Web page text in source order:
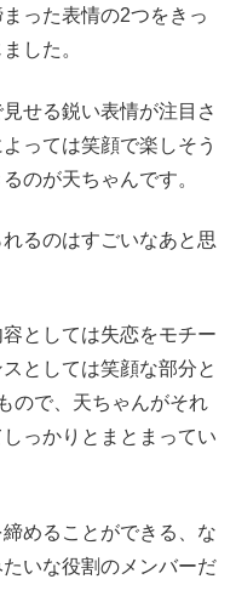
った表情の2つをきっ
した。
せる鋭い表情が注目さ
っては笑顔で楽しそう
のが天ちゃんです。
るのはすごいなあと思
としては失恋をモチー
としては笑顔な部分と
ので、天ちゃんがそれ
っかりとまとまってい
めることができる、な
いな役割のメンバーだ